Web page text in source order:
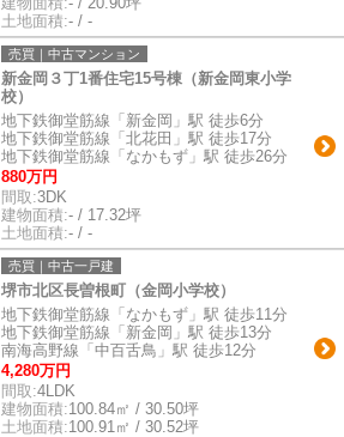
土地面積:- / -
売買｜中古マンション
新金岡３丁1番住宅15号棟（新金岡東小学
校）
地下鉄御堂筋線「新金岡」駅 徒歩6分
地下鉄御堂筋線「北花田」駅 徒歩17分
地下鉄御堂筋線「なかもず」駅 徒歩26分
880万円
間取:3DK
建物面積:- / 17.32坪
土地面積:- / -
売買｜中古一戸建
堺市北区長曽根町（金岡小学校）
地下鉄御堂筋線「なかもず」駅 徒歩11分
地下鉄御堂筋線「新金岡」駅 徒歩13分
南海高野線「中百舌鳥」駅 徒歩12分
4,280万円
間取:4LDK
建物面積:100.84㎡ / 30.50坪
土地面積:100.91㎡ / 30.52坪